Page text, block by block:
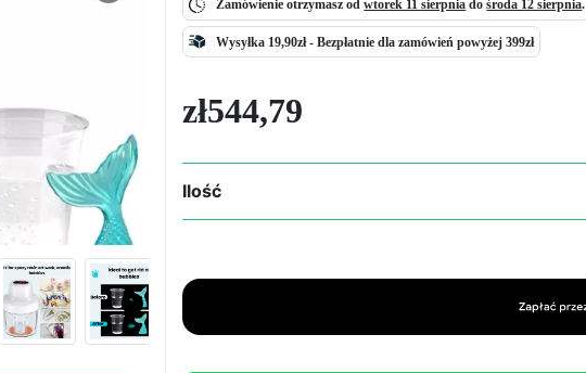
Zamówienie otrzymasz odwtorek 11 sierpnia dośroda 12 sierpnia.
Wysyłka 19,90zł -Bezpłatnie dla zamówień powyżej 399zł
zł544,79
Ilość
ilość
do
pęcherzyków,